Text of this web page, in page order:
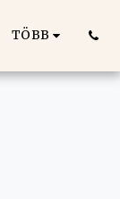
TÖBB